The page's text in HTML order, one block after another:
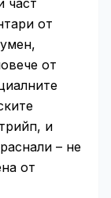
част
от
от
и
– не
от